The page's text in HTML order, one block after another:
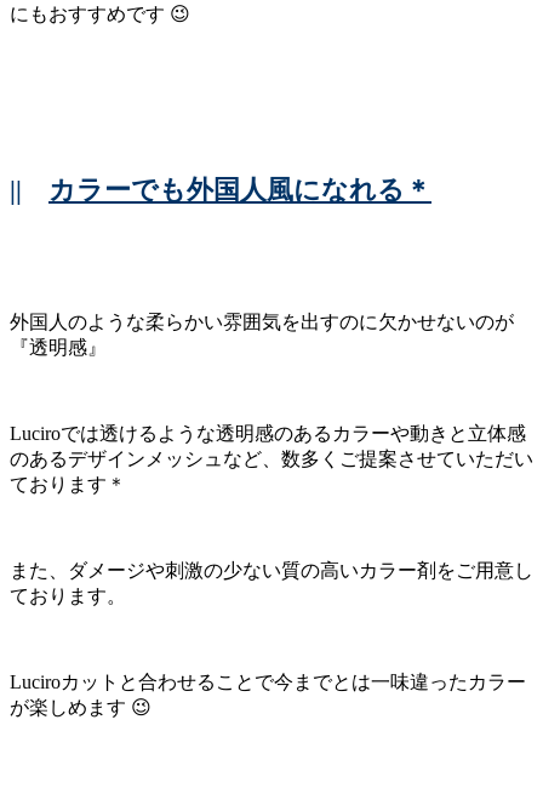
にもおすすめです 😉
|| カラーでも外国人風になれる＊
外国人のような柔らかい雰囲気を出すのに欠かせないのが
『透明感』
Luciroでは透けるような透明感のあるカラーや動きと立体感
のあるデザインメッシュなど、数多くご提案させていただい
ております＊
また、ダメージや刺激の少ない質の高いカラー剤をご用意し
ております。
Luciroカットと合わせることで今までとは一味違ったカラー
が楽しめます 😉